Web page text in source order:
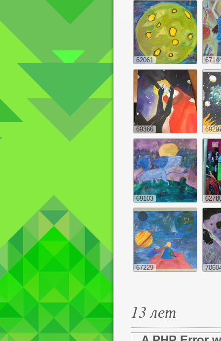
62061
69366
69103
67229
13 лет